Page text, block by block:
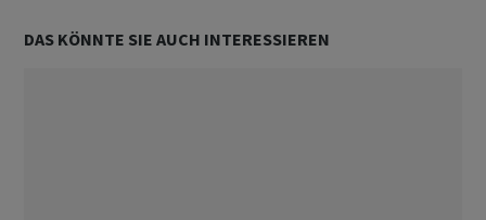
DAS KÖNNTE SIE AUCH INTERESSIEREN